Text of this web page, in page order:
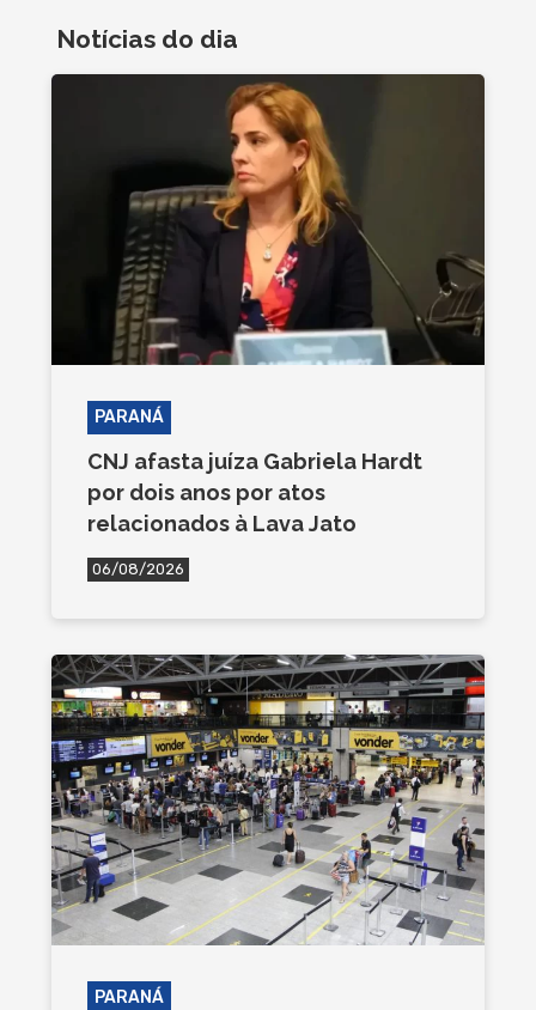
Notícias do dia
PARANÁ
CNJ afasta juíza Gabriela Hardt
por dois anos por atos
relacionados à Lava Jato
06/08/2026
PARANÁ